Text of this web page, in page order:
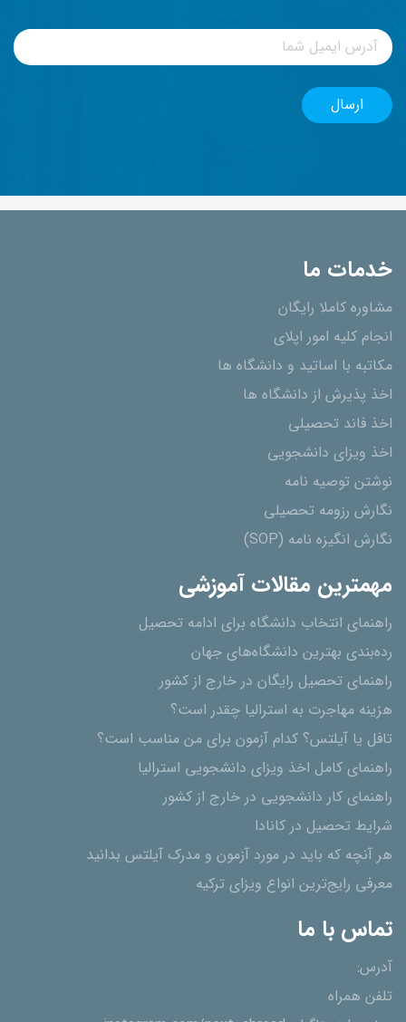
خدمات ما
مشاوره کاملا رایگان
انجام کلیه امور اپلای
مکاتبه با اساتید و دانشگاه ها
اخذ پذیرش از دانشگاه ھا
اخذ فاند تحصیلی
اخذ ویزای دانشجویی
نوشتن توصیه نامه
نگارش رزومه تحصیلی
نگارش انگیزه نامه (SOP)
مهمترین مقالات آموزشی
راهنمای انتخاب دانشگاه برای ادامه تحصیل
رده‌بندی بهترین دانشگاه‌های جهان
راهنمای تحصیل رایگان در خارج از کشور
هزینه مهاجرت به استرالیا چقدر است؟
تافل یا آیلتس؟ کدام آزمون برای من مناسب است؟
راهنمای کامل اخذ ویزای دانشجویی استرالیا
راهنمای کار دانشجویی در خارج از کشور
شرایط تحصیل در کانادا
هر آنچه که باید در مورد آزمون و مدرک آیلتس بدانید
معرفی رایج‌ترین انواع ویزای ترکیه
تماس با ما
آدرس:
تلفن همراه